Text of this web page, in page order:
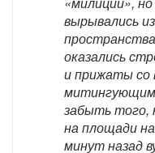
вырывались
оказались
и прижаты со
забыть того,
на площади
минут назад